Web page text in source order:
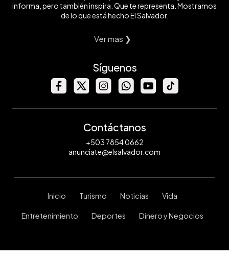
informa, pero también inspira. Que te representa. Mostramos
de lo que está hecho El Salvador.
Ver mas ❯
Síguenos
Contáctanos
+503 7854 0662
anunciate@elsalvador.com
Inicio Turismo Noticias Vida
Entretenimiento Deportes Dinero y Negocios